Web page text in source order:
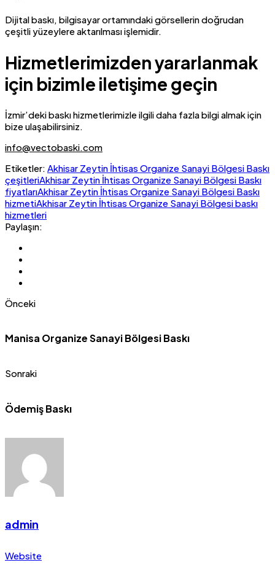
Dijital baskı, bilgisayar ortamındaki görsellerin doğrudan
çeşitli yüzeylere aktarılması işlemidir.
Hizmetlerimizden yararlanmak
için bizimle iletişime geçin
İzmir’deki baskı hizmetlerimizle ilgili daha fazla bilgi almak için
bize ulaşabilirsiniz.
info@vectobaski.com
Etiketler: Akhisar Zeytin İhtisas Organize Sanayi Bölgesi Baskı
çeşitleriAkhisar Zeytin İhtisas Organize Sanayi Bölgesi Baskı
fiyatlarıAkhisar Zeytin İhtisas Organize Sanayi Bölgesi Baskı
hizmetiAkhisar Zeytin İhtisas Organize Sanayi Bölgesi baskı
hizmetleri
Paylaşın:
Önceki
Manisa Organize Sanayi Bölgesi Baskı
Sonraki
Ödemiş Baskı
admin
Website